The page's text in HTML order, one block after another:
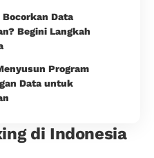
Data
Begini Langkah
Program
Data untuk
di Indonesia